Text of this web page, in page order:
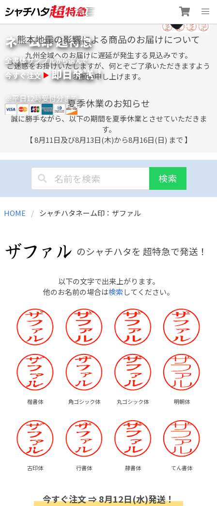
to
content
ネーム印 超特急
全書体サンプルから選んで
今すぐ注文 即日発送！
※平日12時受付分まで
熊本地震の影響による商品のお届けについて
九州全域へのお届けに遅延が発生する見込みです。
ご迷惑をお掛けいたしますが、何とぞご了承いただきますよう
お願い申し上げます。
夏季休業のお知らせ
誠に勝手ながら、以下の期間を夏季休業とさせていただきま
す。
【 8月11日及び8月13日(木)から8月16日(日) まで 】
検索
HOME シャチハタネーム印：ザファル
のシャチハタを 超特急で発送！
以下の文字で出来上がります。
他のお名前の場合は検索してください。
楷書体 角ゴシック体 丸ゴシック体 明朝体
古印体 行書体 隷書体 てん書体
今すぐ注文 ⇒ 8月12日(水)発送！